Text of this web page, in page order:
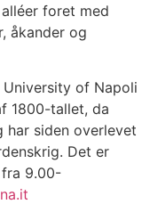
foret med
åkander og
of Napoli
​​1800-tallet, da
har siden overlevet
Det er
9.00-